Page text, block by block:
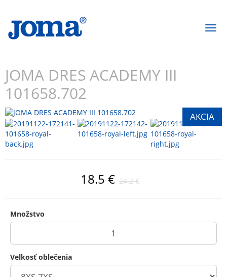
JOMA DRES ACADEMY III
101658.702
18.5 € 24.2 €
Množstvo
Veľkosť oblečenia